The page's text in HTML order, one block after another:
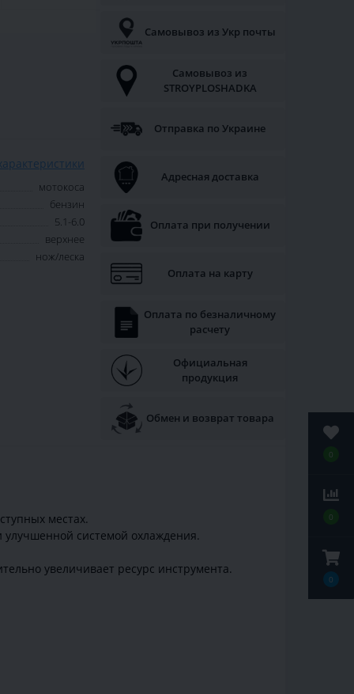
0
0
0
мотокоса
бензин
5.1-6.0
верхнее
нож/леска
Самовывоз из Укр почты
Самовывоз из
STROYPLOSHADKA
Отправка по Украине
Адресная доставка
Оплата при получении
Оплата на карту
Оплата по безналичному
расчету
Официальная
продукция
Обмен и возврат товара
местах.
системой охлаждения.
увеличивает ресурс инструмента.